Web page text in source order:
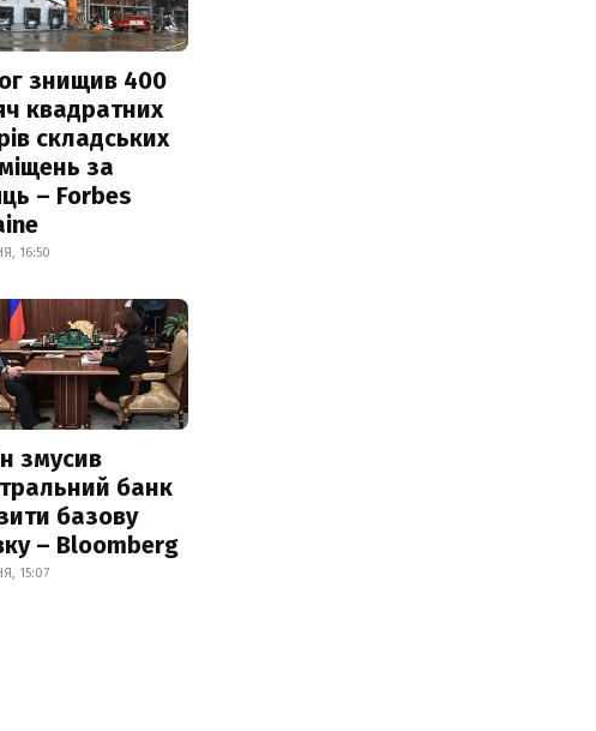
знищив 400
квадратних
складських
за
– Forbes
16:50
змусив
банк
базову
– Bloomberg
15:07